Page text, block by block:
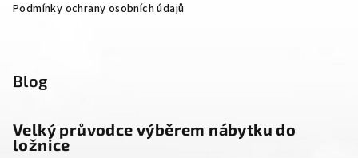
Podmínky ochrany osobních údajů
Blog
Velký průvodce výběrem nábytku do
ložnice